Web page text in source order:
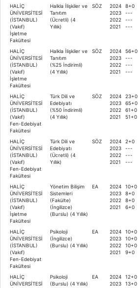
HALİÇ
ÜNİVERSİTESİ
(İSTANBUL)
(Vakıf)
İşletme
Fakültesi
Halkla İlişkiler ve
Tanıtım
(Ücretli) (4
Yıllık)
SÖZ
2024
2023
2022
2021
8+0
---
---
---
HALİÇ
ÜNİVERSİTESİ
(İSTANBUL)
(Vakıf)
İşletme
Fakültesi
Halkla İlişkiler ve
Tanıtım
(%25 İndirimli)
(4 Yıllık)
SÖZ
2024
2023
2022
2021
56+0
---
---
---
HALİÇ
ÜNİVERSİTESİ
(İSTANBUL)
(Vakıf)
Fen-Edebiyat
Fakültesi
Türk Dili ve
Edebiyatı
(%50 İndirimli)
(4 Yıllık)
SÖZ
2024
2023
2022
2021
23+0
65+0
61+0
51+0
HALİÇ
ÜNİVERSİTESİ
(İSTANBUL)
(Vakıf)
Fen-Edebiyat
Fakültesi
Türk Dili ve
Edebiyatı
(Ücretli) (4
Yıllık)
SÖZ
2024
2023
2022
2021
2+0
---
---
---
HALİÇ
ÜNİVERSİTESİ
(İSTANBUL)
(Vakıf)
İşletme
Fakültesi
Yönetim Bilişim
Sistemleri
(Fakülte)
(İngilizce)
(Burslu) (4 Yıllık)
EA
2024
2023
2022
2021
10+0
8+0
8+0
6+0
HALİÇ
ÜNİVERSİTESİ
(İSTANBUL)
(Vakıf)
Fen-Edebiyat
Fakültesi
Psikoloji
(İngilizce)
(Burslu) (4 Yıllık)
EA
2024
2023
2022
2021
10+0
10+0
10+0
9+0
HALİÇ
ÜNİVERSİTESİ
Psikoloji
(Burslu) (4 Yıllık)
EA
2024
2023
12+0
13+0